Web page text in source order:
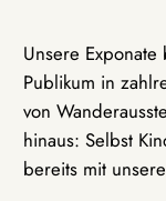
Unsere
Publikum in
von
hinaus: Selbst
bereits mit